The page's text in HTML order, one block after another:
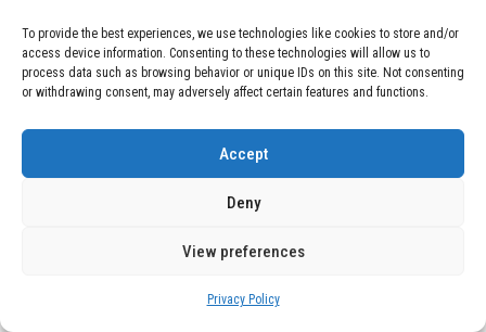
To provide the best experiences, we use technologies like cookies to store and/or
access device information. Consenting to these technologies will allow us to
process data such as browsing behavior or unique IDs on this site. Not consenting
or withdrawing consent, may adversely affect certain features and functions.
Accept
Deny
View preferences
Privacy Policy
04 BLOG December 24, 2025
Devastadora Explosión en Residencia
de Ancianos de Pensilvania Deja al
Menos Dos Víctimas Fatales